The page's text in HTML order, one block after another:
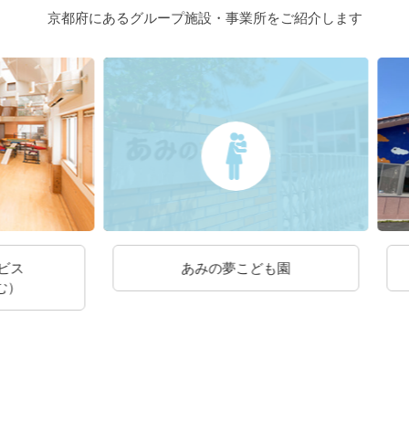
京都府にあるグループ施設・事業所をご紹介します
あみの夢こども園